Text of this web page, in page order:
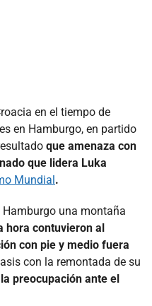
en el tiempo de
en Hamburgo, en partido
que amenaza con
que lidera Luka
Mundial.
una montaña
hora contuvieron al
con pie y medio fuera
con la remontada de su
preocupación ante el